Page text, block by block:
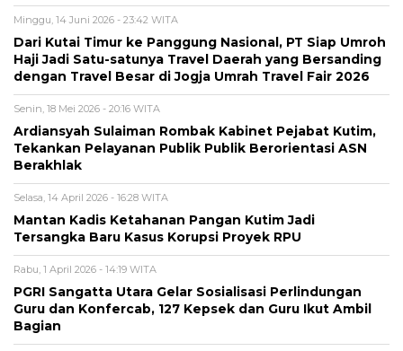
Minggu, 14 Juni 2026 - 23:42 WITA
Dari Kutai Timur ke Panggung Nasional, PT Siap Umroh
Haji Jadi Satu-satunya Travel Daerah yang Bersanding
dengan Travel Besar di Jogja Umrah Travel Fair 2026
Senin, 18 Mei 2026 - 20:16 WITA
Ardiansyah Sulaiman Rombak Kabinet Pejabat Kutim,
Tekankan Pelayanan Publik Publik Berorientasi ASN
Berakhlak
Selasa, 14 April 2026 - 16:28 WITA
Mantan Kadis Ketahanan Pangan Kutim Jadi
Tersangka Baru Kasus Korupsi Proyek RPU
Rabu, 1 April 2026 - 14:19 WITA
PGRI Sangatta Utara Gelar Sosialisasi Perlindungan
Guru dan Konfercab, 127 Kepsek dan Guru Ikut Ambil
Bagian